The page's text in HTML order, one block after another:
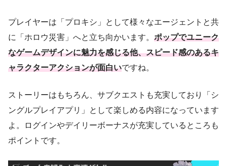
プレイヤーは「プロキシ」として様々なエージェントと共
に「ホロウ災害」へと立ち向かいます。 ポップでユニーク
なゲームデザインに魅力を感じる他、スピード感のあるキ
ャラクターアクションが面白いですね。
ストーリーはもちろん、サブクエストも充実しており「シ
ングルプレイアプリ」として楽しめる内容になっています
よ。ログインやデイリーボーナスが充実しているところも
ポイントです。